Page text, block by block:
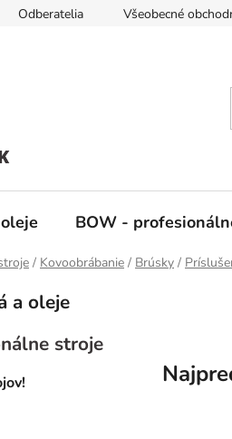
Odberatelia Všeobecné
BOW -
/ Kovoobrábanie / Brúsky /
a oleje
stroje